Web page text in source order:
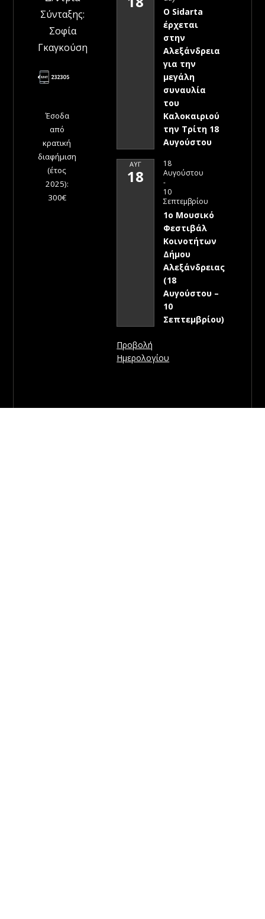
Σύνταξης:
Σοφία
Γκαγκούση
Έσοδα
από
κρατική
διαφήμιση
(έτος
2025):
300€
Ο Sidarta
έρχεται
στην
Αλεξάνδρεια
για την
μεγάλη
συναυλία
του
Καλοκαιριού
την Τρίτη 18
Αυγούστου
ΑΥΓ
18
18
Αυγούστου
-
10
Σεπτεμβρίου
1ο Μουσικό
Φεστιβάλ
Κοινοτήτων
Δήμου
Αλεξάνδρειας
(18
Αυγούστου –
10
Σεπτεμβρίου)